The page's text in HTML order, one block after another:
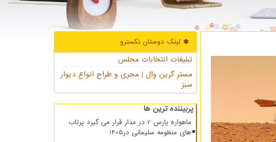
لینک دوستان نكسترو
تبلیغات انتخابات مجلس
مستر گرین وال | مجری و طراح انواع دیوار
سبز
پربیننده ترین ها
ماهواره پارس 2 در مدار قرار می گیرد پرتاب
های منظومه سلیمانی در1405